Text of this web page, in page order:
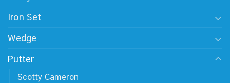
Iron Set
Wedge
Putter
Scotty Cameron